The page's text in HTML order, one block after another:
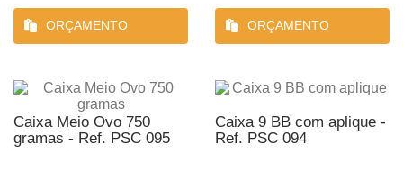
ORÇAMENTO ORÇAMENTO
Caixa Meio Ovo 750
gramas - Ref. PSC 095
Caixa 9 BB com aplique -
Ref. PSC 094